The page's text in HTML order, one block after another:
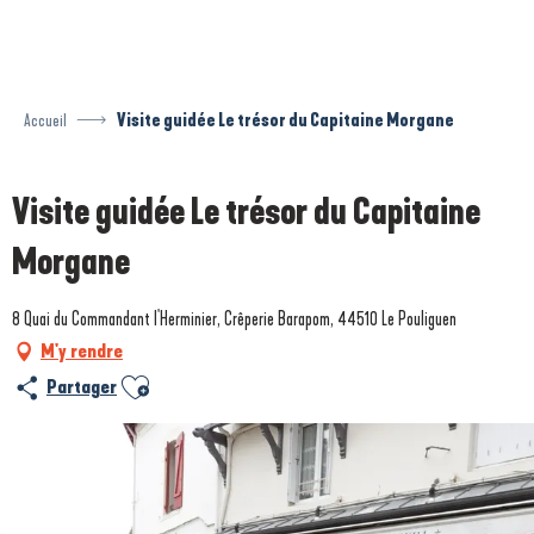
Accueil Visite guidée Le trésor du Capitaine Morgane
Visite guidée Le trésor du Capitaine
Morgane
8 Quai du Commandant l'Herminier, Crêperie Barapom, 44510 Le Pouliguen
M'y rendre
Partager Ajouter aux favoris